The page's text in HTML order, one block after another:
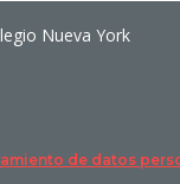
Nueva York
de datos